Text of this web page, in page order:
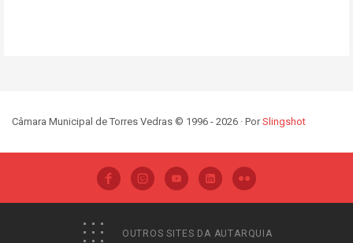
Câmara Municipal de Torres Vedras © 1996 - 2026 · PorSlingshot
OUTROS SITES DA AUTARQUIA